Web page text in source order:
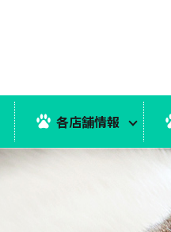
各店舗情報